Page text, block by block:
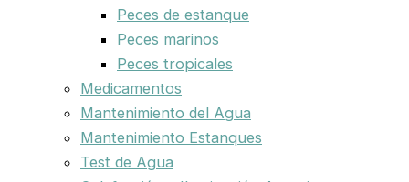
Peces de estanque
Peces marinos
Peces tropicales
Medicamentos
Mantenimiento del Agua
Mantenimiento Estanques
Test de Agua